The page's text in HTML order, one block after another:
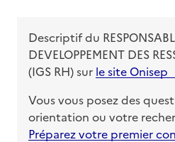
Descriptif du
DEVELOPPEMENT DES
(IGS RH)sur le site Onisep
Vous vous posez des
orientation ou votre
Préparez votre premier